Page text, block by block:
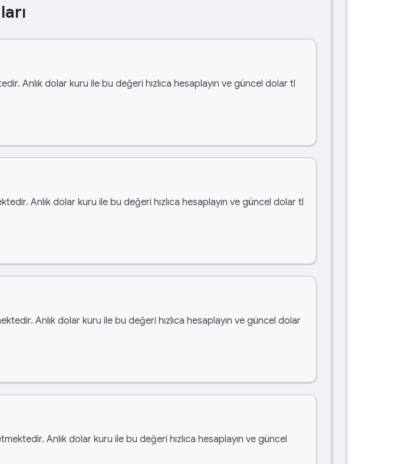
Anlık dolar kuru ile bu değeri hızlıca hesaplayın ve güncel dolar tl
Anlık dolar kuru ile bu değeri hızlıca hesaplayın ve güncel dolar tl
Anlık dolar kuru ile bu değeri hızlıca hesaplayın ve güncel dolar
Anlık dolar kuru ile bu değeri hızlıca hesaplayın ve güncel